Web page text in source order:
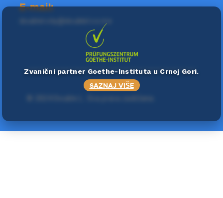
E-mail:
Zvanični partner Goethe-Instituta u Crnoj Gori.
SAZNAJ VIŠE